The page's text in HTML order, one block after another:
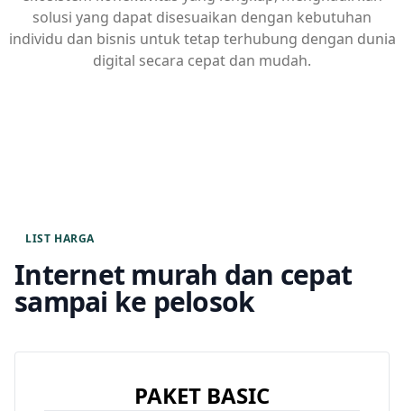
solusi yang dapat disesuaikan dengan kebutuhan
individu dan bisnis untuk tetap terhubung dengan dunia
digital secara cepat dan mudah.
LIST HARGA
Internet murah dan cepat
sampai ke pelosok
PAKET BASIC